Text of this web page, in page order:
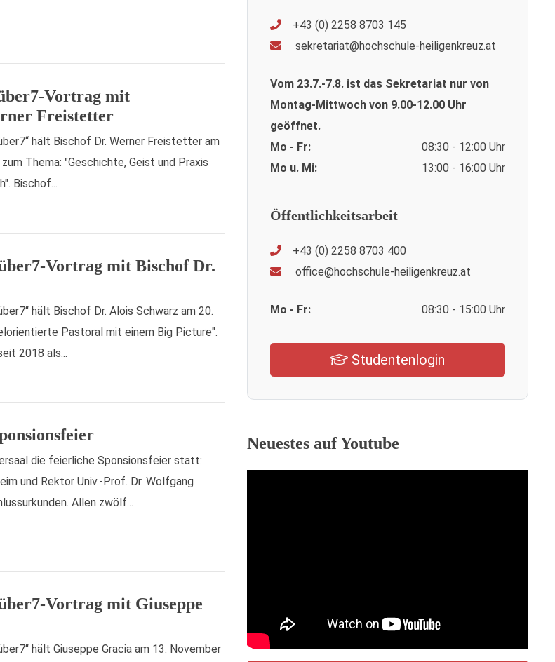
Vortrag mit
Freistetter
hält Bischof Dr. Werner Freistetter am
Thema: "Geschichte, Geist und Praxis
Bischof...
Vortrag mit Bischof Dr.
hält Bischof Dr. Alois Schwarz am 20.
Pastoral mit einem Big Picture".
2018 als...
die feierliche Sponsionsfeier statt:
und Rektor Univ.-Prof. Dr. Wolfgang
Allen zwölf...
Vortrag mit Giuseppe
hält Giuseppe Gracia am 13. November
+43 (0) 2258 8703 145
sekretariat@hochschule-heiligenkreuz.at
Vom 23.7.-7.8. ist das Sekretariat nur von
Montag-Mittwoch von 9.00-12.00 Uhr
geöffnet.
Mo - Fr:
08:30 - 12:00 Uhr
Mo u. Mi:
13:00 - 16:00 Uhr
Öffentlichkeitsarbeit
+43 (0) 2258 8703 400
office@hochschule-heiligenkreuz.at
Mo - Fr: 08:30 - 15:00 Uhr
Studentenlogin
Neuestes auf Youtube